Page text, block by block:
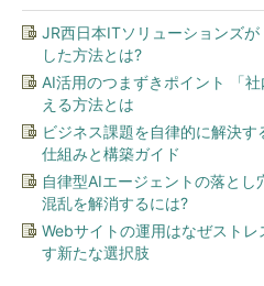
JR西日本ITソリューションズ
した方法とは?
AI活用のつまずきポイント 「
える方法とは
ビジネス課題を自律的に解決
仕組みと構築ガイド
自律型AIエージェントの落と
混乱を解消するには?
Webサイトの運用はなぜスト
す新たな選択肢